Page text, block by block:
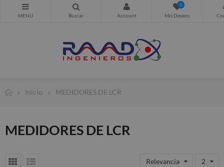
0
Inicio MEDIDORES DE LCR
MEDIDORES DE LCR
Relevancia 2